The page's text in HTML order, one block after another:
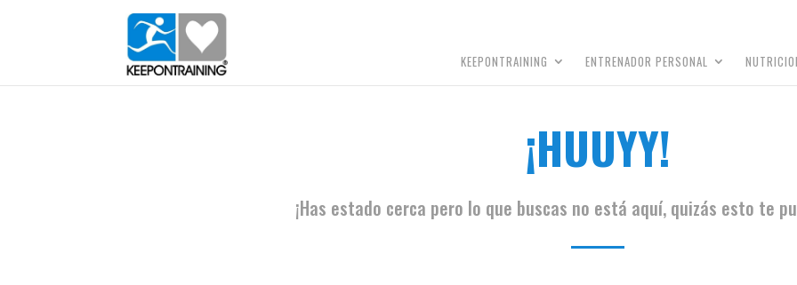
KEEPONTRAINING ENTRENADOR PERSONAL
¡HUUYY!
¡Has estado cerca pero lo que buscas no está aquí, quizás esto te